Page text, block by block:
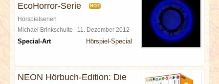
EcoHorror-Serie
HOT
Hörspielserien
Michael Brinkschulte 11. Dezember 2012
Special-Art Hörspiel-Special
NEON Hörbuch-Edition: Die